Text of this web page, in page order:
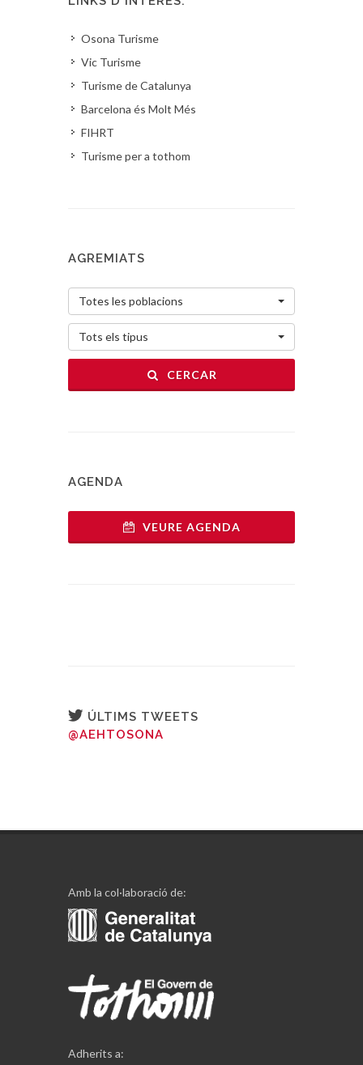
Osona Turisme
Vic Turisme
Turisme de Catalunya
Barcelona és Molt Més
FIHRT
Turisme per a tothom
AGREMIATS
Totes les poblacions
Tots els tipus
CERCAR
AGENDA
VEURE AGENDA
ÚLTIMS TWEETS
@AEHTOSONA
Amb la col·laboració de:
Adherits a: